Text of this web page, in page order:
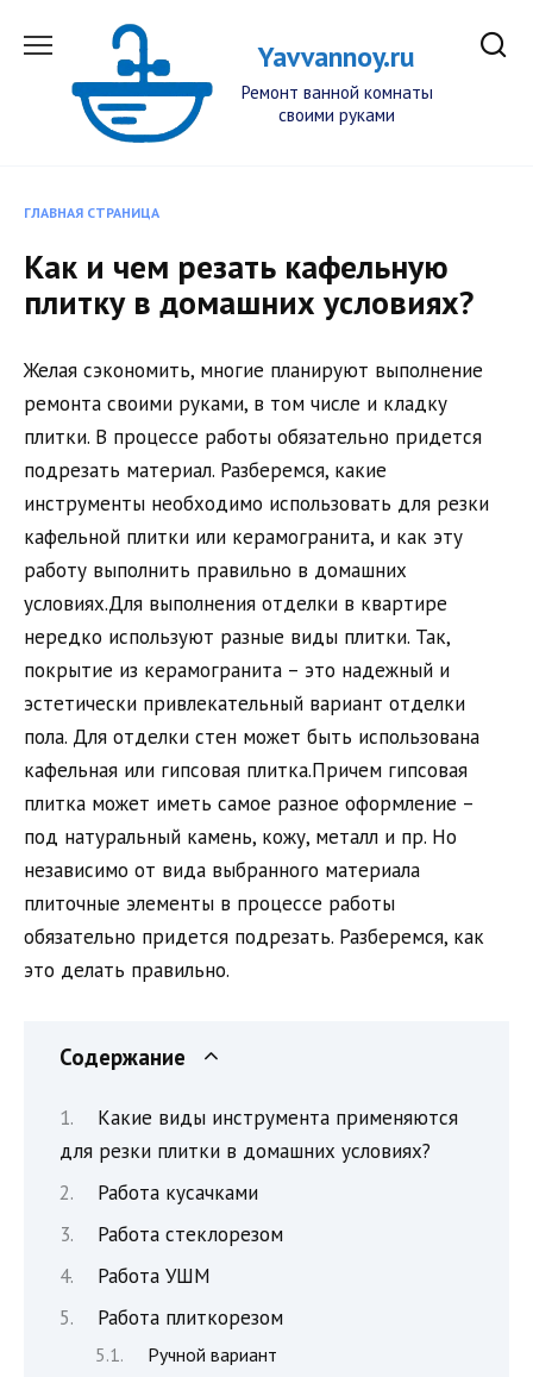
Yavvannoy.ru
Ремонт ванной комнаты
своими руками
ГЛАВНАЯ СТРАНИЦА
Как и чем резать кафельную
плитку в домашних условиях?
Желая сэкономить, многие планируют выполнение
ремонта своими руками, в том числе и кладку
плитки. В процессе работы обязательно придется
подрезать материал. Разберемся, какие
инструменты необходимо использовать для резки
кафельной плитки или керамогранита, и как эту
работу выполнить правильно в домашних
условиях.Для выполнения отделки в квартире
нередко используют разные виды плитки. Так,
покрытие из керамогранита – это надежный и
эстетически привлекательный вариант отделки
пола. Для отделки стен может быть использована
кафельная или гипсовая плитка.Причем гипсовая
плитка может иметь самое разное оформление –
под натуральный камень, кожу, металл и пр. Но
независимо от вида выбранного материала
плиточные элементы в процессе работы
обязательно придется подрезать. Разберемся, как
это делать правильно.
Содержание
Какие виды инструмента применяются
для резки плитки в домашних условиях?
Работа кусачками
Работа стеклорезом
Работа УШМ
Работа плиткорезом
Ручной вариант